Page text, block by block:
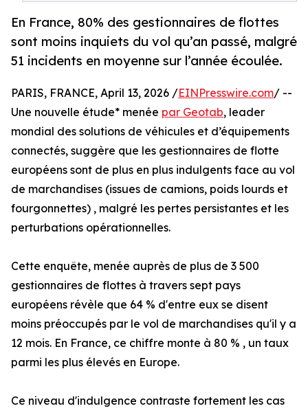
En France, 80% des gestionnaires de flottes
sont moins inquiets du vol qu’an passé, malgré
51 incidents en moyenne sur l’année écoulée.
PARIS, FRANCE, April 13, 2026 /EINPresswire.com/ --
Une nouvelle étude* menée par Geotab, leader
mondial des solutions de véhicules et d’équipements
connectés, suggère que les gestionnaires de flotte
européens sont de plus en plus indulgents face au vol
de marchandises (issues de camions, poids lourds et
fourgonnettes) , malgré les pertes persistantes et les
perturbations opérationnelles.
Cette enquête, menée auprès de plus de 3 500
gestionnaires de flottes à travers sept pays
européens révèle que 64 % d'entre eux se disent
moins préoccupés par le vol de marchandises qu'il y a
12 mois. En France, ce chiffre monte à 80 % , un taux
parmi les plus élevés en Europe.
Ce niveau d'indulgence contraste fortement les cas